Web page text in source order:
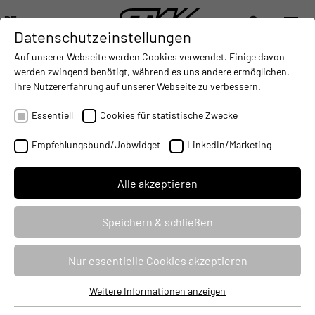
DE
DEUTSCH (DE)
ENGLISH (EN)
中文 (ZH)
DIGITALISIERUNG - CONNECTING THE WORLD OF MOBILE MACHINES
AUTOMATISIERUNG - IMPROVING MOBILE MACHINES
INTEGRATION
Umfassendes Sensorikportfolio für
anspruchsvolle
Automatisierungsanwendungen
Datenschutzeinstellungen
Auf unserer Webseite werden Cookies verwendet. Einige davon
werden zwingend benötigt, während es uns andere ermöglichen,
Ihre Nutzererfahrung auf unserer Webseite zu verbessern.
Essentiell Cookies für statistische Zwecke
Empfehlungsbund/Jobwidget LinkedIn/Marketing
Alle akzeptieren
Speichern & schließen
Nur essentielle Cookies akzeptieren
Weitere Informationen anzeigen